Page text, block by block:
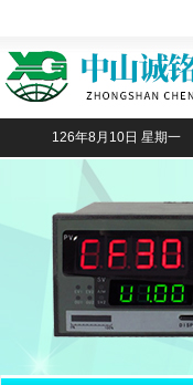
126年8月10日 星期一